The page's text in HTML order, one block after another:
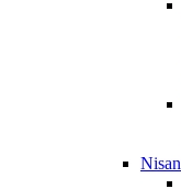
Nisan